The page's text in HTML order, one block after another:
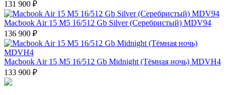
131 900 ₽
Macbook Air 15 M5 16/512 Gb Silver (Серебристый) MDV94
136 900 ₽
Macbook Air 15 M5 16/512 Gb Midnight (Тёмная ночь) MDVH4
133 900 ₽